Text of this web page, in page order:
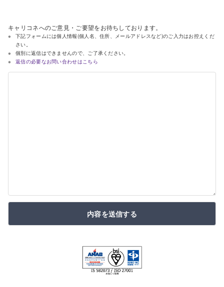
キャリコネへのご意見・ご要望をお待ちしております。
下記フォームには個人情報(個人名、住所、メールアドレスなど)のご入力はお控えくだ
さい。
個別に返信はできませんので、ご了承ください。
返信の必要なお問い合わせはこちら
内容を送信する